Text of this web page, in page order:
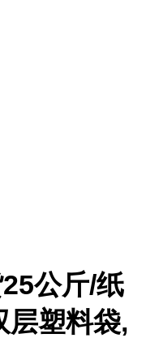
25公斤/纸
层塑料袋,